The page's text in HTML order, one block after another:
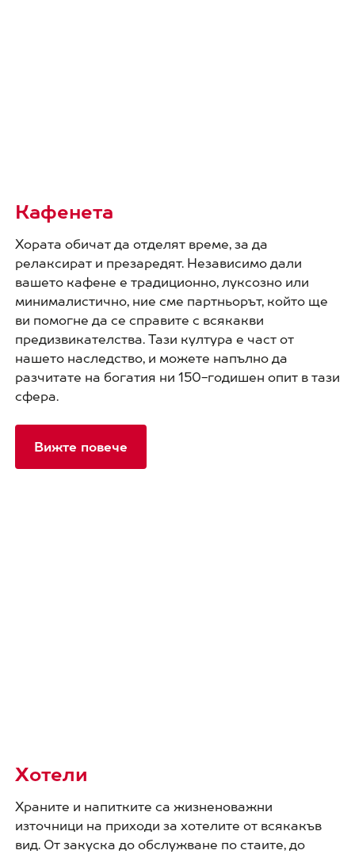
Кафенета
Хората обичат да отделят време, за да
релаксират и презаредят. Независимо дали
вашето кафене е традиционно, луксозно или
минималистично, ние сме партньорът, който ще
ви помогне да се справите с всякакви
предизвикателства. Тази култура е част от
нашето наследство, и можете напълно да
разчитате на богатия ни 150-годишен опит в тази
сфера.
Вижте повече
Хотели
Храните и напитките са жизненоважни
източници на приходи за хотелите от всякакъв
вид. От закуска до обслужване по стаите, до